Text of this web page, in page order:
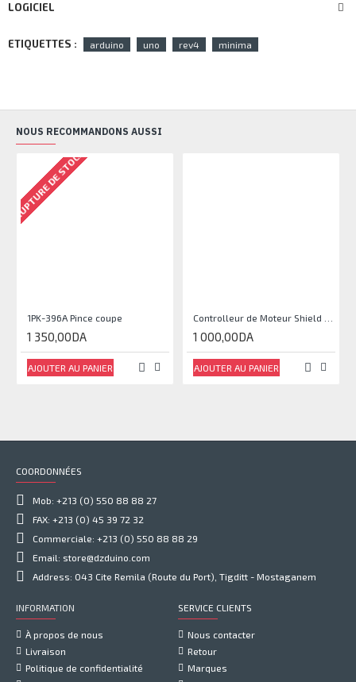
LOGICIEL
ETIQUETTES : arduino uno rev4 minima
NOUS RECOMMANDONS AUSSI
RUPTURE DE STOCK
1PK-396A Pince coupe
1 350,00DA
AJOUTER AU PANIER
1 000,00DA
AJOUTER AU PANIER
COORDONNÉES
Mob: +213 (0) 550 88 88 27
FAX: +213 (0) 45 39 72 32
Commerciale: +213 (0) 550 88 88 29
Email: store@dzduino.com
Address: 043 Cite Remila (Route du Port), Tigditt - Mostaganem
INFORMATION
À propos de nous
Livraison
Politique de confidentialité
SERVICE CLIENTS
Nous contacter
Retour
Marques